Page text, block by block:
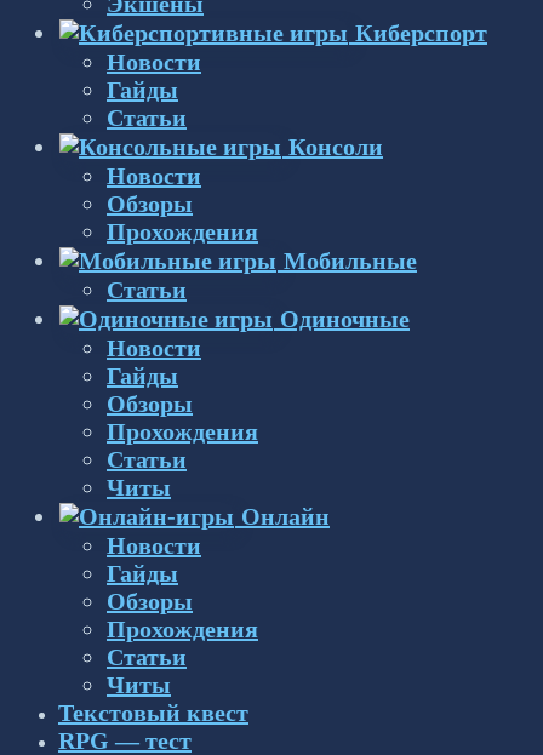
Киберспорт
Новости
Гайды
Статьи
Консоли
Новости
Обзоры
Прохождения
Мобильные
Статьи
Одиночные
Новости
Гайды
Обзоры
Прохождения
Статьи
Читы
Онлайн
Новости
Гайды
Обзоры
Прохождения
Статьи
Читы
Текстовый квест
RPG — тест